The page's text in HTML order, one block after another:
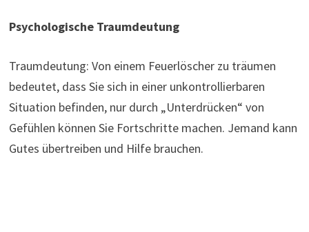
Psychologische Traumdeutung
Traumdeutung: Von einem Feuerlöscher zu träumen
bedeutet, dass Sie sich in einer unkontrollierbaren
Situation befinden, nur durch „Unterdrücken“ von
Gefühlen können Sie Fortschritte machen. Jemand kann
Gutes übertreiben und Hilfe brauchen.